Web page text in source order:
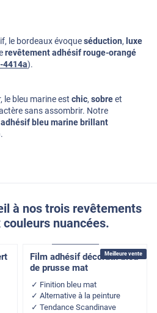
le bordeaux évoqueséduction, luxe
revêtement adhésif rouge-orangé
4414a).
le bleu marine est chic, sobreet
sans assombrir. Notre
bleu marine brillant
à nos trois revêtements
nuancées.
Meilleure vente
Film adhésif décoratif bleu
de prusse mat
Finition bleu mat
Alternative à la peinture
Tendance Scandinave